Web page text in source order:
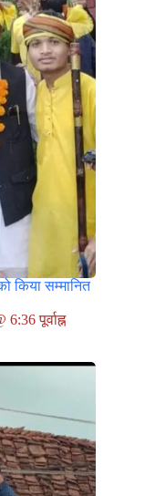
किया सम्मानित
पूर्वाह्न